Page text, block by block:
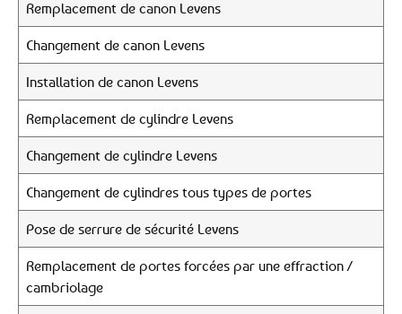
Remplacement de canon Levens
Changement de canon Levens
Installation de canon Levens
Remplacement de cylindre Levens
Changement de cylindre Levens
Changement de cylindres tous types de portes
Pose de serrure de sécurité Levens
Remplacement de portes forcées par une effraction /
cambriolage